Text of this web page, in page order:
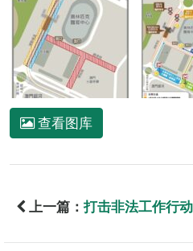
查看图库
上一篇： 打击非法工作行